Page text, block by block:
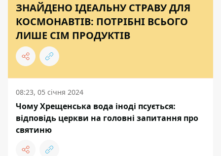
ЗНАЙДЕНО ІДЕАЛЬНУ СТРАВУ ДЛЯ
КОСМОНАВТІВ: ПОТРІБНІ ВСЬОГО
ЛИШЕ СІМ ПРОДУКТІВ
08:23, 05 січня 2024
Чому Хрещенська вода іноді псується:
відповідь церкви на головні запитання про
святиню